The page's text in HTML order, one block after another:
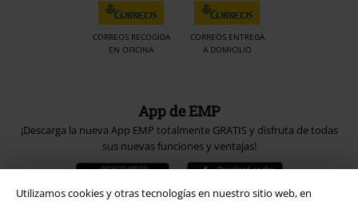
Utilizamos cookies y otras tecnologías en nuestro sitio web, en
CORREOS RECOGIDA
EN OFICINA
CORREOS ENTREGA
A DOMICILIO
App de EMP
¡Descarga la nueva App EMP totalmente GRATIS y disfruta de todas
sus nuevas funciones y ventajas!